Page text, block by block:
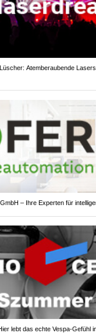
Atemberaubende
– Ihre Experten für
lebt das echte Vespa-Gefühl